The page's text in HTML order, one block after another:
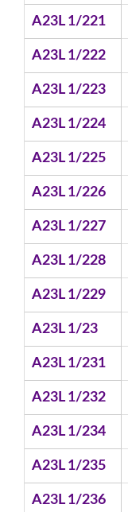
A23L 1/221
A23L 1/222
A23L 1/223
A23L 1/224
A23L 1/225
A23L 1/226
A23L 1/227
A23L 1/228
A23L 1/229
A23L 1/23
A23L 1/231
A23L 1/232
A23L 1/234
A23L 1/235
A23L 1/236